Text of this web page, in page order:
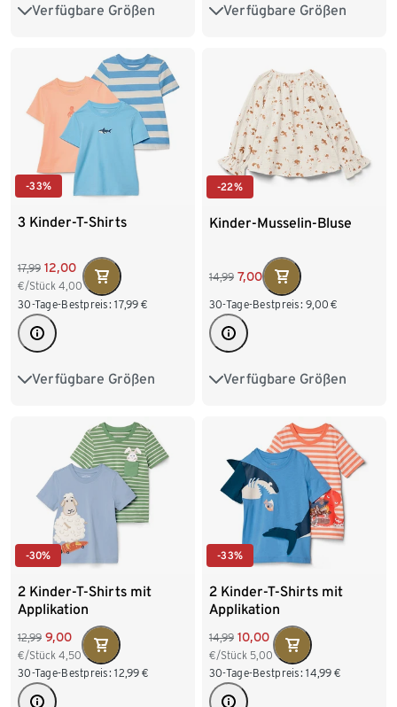
Verfügbare Größen
50/56 62/68 74/80
110/116 122/128
Verfügbare Größen
86/92 98/104
-33%
3 Kinder-T-Shirts
17,99 12,00
€/Stück 4,00
30-Tage-Bestpreis: 17,99 €
Verfügbare Größen
50/56 62/68 74/80
122/128
-22%
Kinder-Musselin-Bluse
14,99 7,00
30-Tage-Bestpreis: 9,00 €
Verfügbare Größen
86/92 98/104
-30%
2 Kinder-T-Shirts mit
Applikation
12,99 9,00
€/Stück 4,50
30-Tage-Bestpreis: 12,99 €
-33%
2 Kinder-T-Shirts mit
Applikation
14,99 10,00
€/Stück 5,00
30-Tage-Bestpreis: 14,99 €